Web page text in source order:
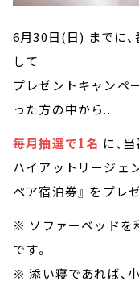
6月30日(日) までに
して
プレゼントキャンペ
った方の中から...
毎月抽選で1名 に、
ハイアットリージェ
ペア宿泊券』 をプレ
※ ソファーベッドを
です。
※ 添い寝であれば、